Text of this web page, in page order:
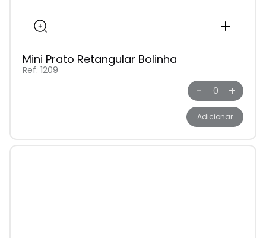
Mini Prato Retangular Bolinha
Ref. 1209
- +
Adicionar